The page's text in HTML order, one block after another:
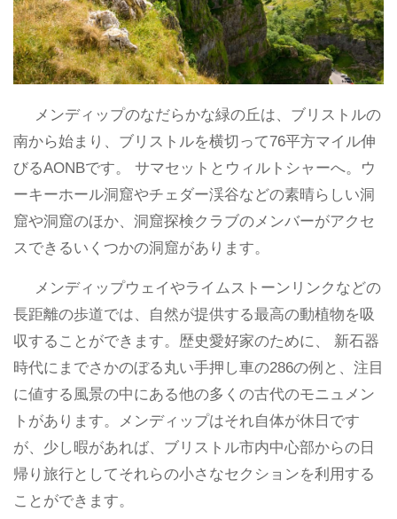
メンディップのなだらかな緑の丘は、ブリストルの
南から始まり、ブリストルを横切って76平方マイル伸
びるAONBです。 サマセットとウィルトシャーへ。ウ
ーキーホール洞窟やチェダー渓谷などの素晴らしい洞
窟や洞窟のほか、洞窟探検クラブのメンバーがアクセ
スできるいくつかの洞窟があります。
メンディップウェイやライムストーンリンクなどの
長距離の歩道では、自然が提供する最高の動植物を吸
収することができます。歴史愛好家のために、 新石器
時代にまでさかのぼる丸い手押し車の286の例と、注目
に値する風景の中にある他の多くの古代のモニュメン
トがあります。メンディップはそれ自体が休日です
が、少し暇があれば、ブリストル市内中心部からの日
帰り旅行としてそれらの小さなセクションを利用する
ことができます。